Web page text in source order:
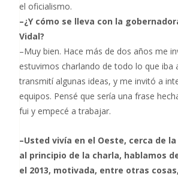
el oficialismo.
–¿Y cómo se lleva con la
Vidal?
–Muy bien. Hace más de dos años me
estuvimos charlando de todo lo que iba
transmití algunas ideas, y me invitó a
equipos. Pensé que sería una frase
fui y empecé a trabajar.
–Usted vivía en el Oeste, cerca de la
al principio de la charla, hablamos
el 2013, motivada, entre otras